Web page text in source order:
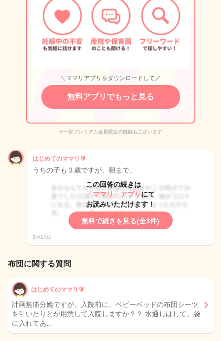
＼ママリアプリをダウンロードして／
無料アプリでもっと見る
※一部プレミアム会員限定の機能もございます
はじめてのママリ🔰
うちの子も３歳ですが、朝まで…
この回答の続きは
「ママリ」アプリ にて
お読みいただけます！
無料で続きを見る(全3件)
3月14日
布団に関する質問
はじめてのママリ🔰
計画無痛分娩ですが、入院前に、ベビーベッドの布団シーツ
を引いたりとか用意して入院しますか？？ 水通しはして。袋
に入れてあ…